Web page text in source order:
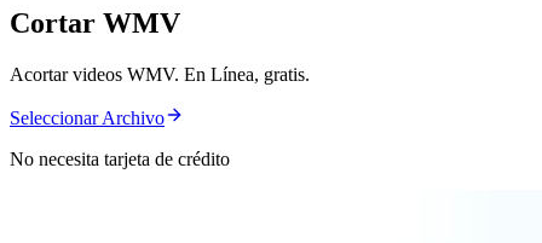
Cortar WMV
Acortar videos WMV. En Línea, gratis.
Seleccionar Archivo
No necesita tarjeta de crédito